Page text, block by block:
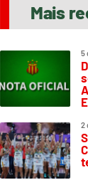
Mais
5
2